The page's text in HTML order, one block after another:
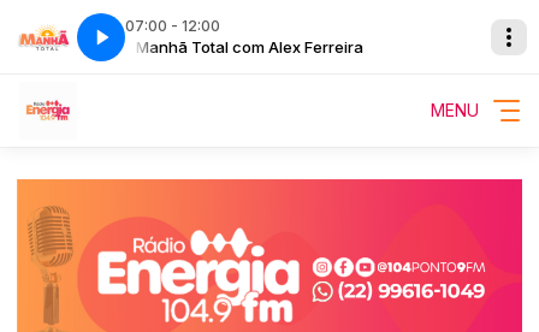
07:00 - 12:00
Manhã Total com Alex Ferreira
Na Vibe Energia com André Alves
MENU